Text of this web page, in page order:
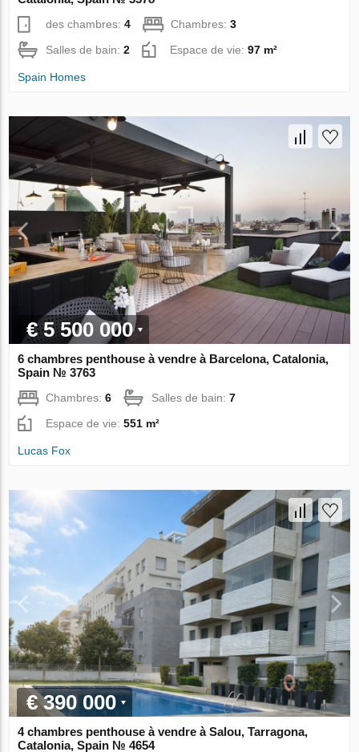
des chambres:4 Chambres:3
Salles de bain:2 Espace de vie:97 m²
Spain Homes
€ 5 500 000
6 chambres penthouse à vendre à Barcelona, Catalonia,
Spain № 3763
Chambres:6 Salles de bain:7
Espace de vie:551 m²
Lucas Fox
€ 390 000
4 chambres penthouse à vendre à Salou, Tarragona,
Catalonia, Spain № 4654